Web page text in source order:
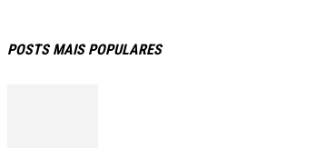
POSTS MAIS POPULARES